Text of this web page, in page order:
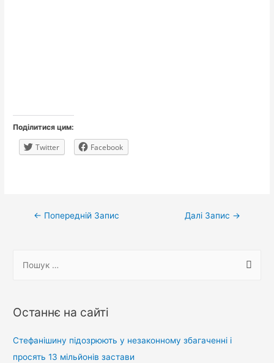
Поділитися цим:
Twitter Facebook
Навігація
← Попередній Запис Далі Запис →
у
:
Останнє на сайті
Стефанішину підозрюють у незаконному збагаченні і
просять 13 мільйонів застави